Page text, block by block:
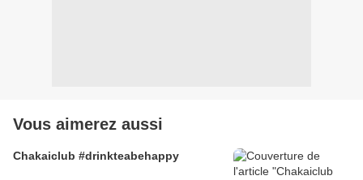
Vous aimerez aussi
Chakaiclub #drinkteabehappy